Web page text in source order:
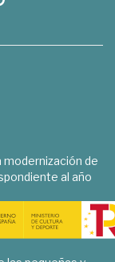
modernización de
al año